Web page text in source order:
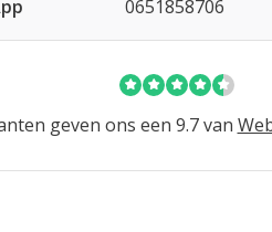
0651858706
geven ons een 9.7 van